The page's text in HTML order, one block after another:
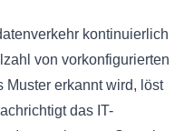
kontinuierlich
von vorkonfigurierten
Muster erkannt wird, löst
das IT-